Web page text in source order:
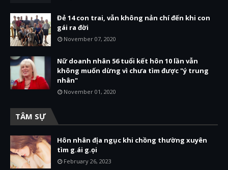
Đẻ 14 con trai, vẫn không nản chí đến khi con
gái ra đời
November 07, 2020
Nữ doanh nhân 56 tuổi kết hôn 10 lần vẫn
không muốn dừng vì chưa tìm được "ý trung
nhân"
November 01, 2020
TÂM SỰ
Hôn nhân địa ngục khi chồng thường xuyên
tìm g.ái g.ọi
February 26, 2023